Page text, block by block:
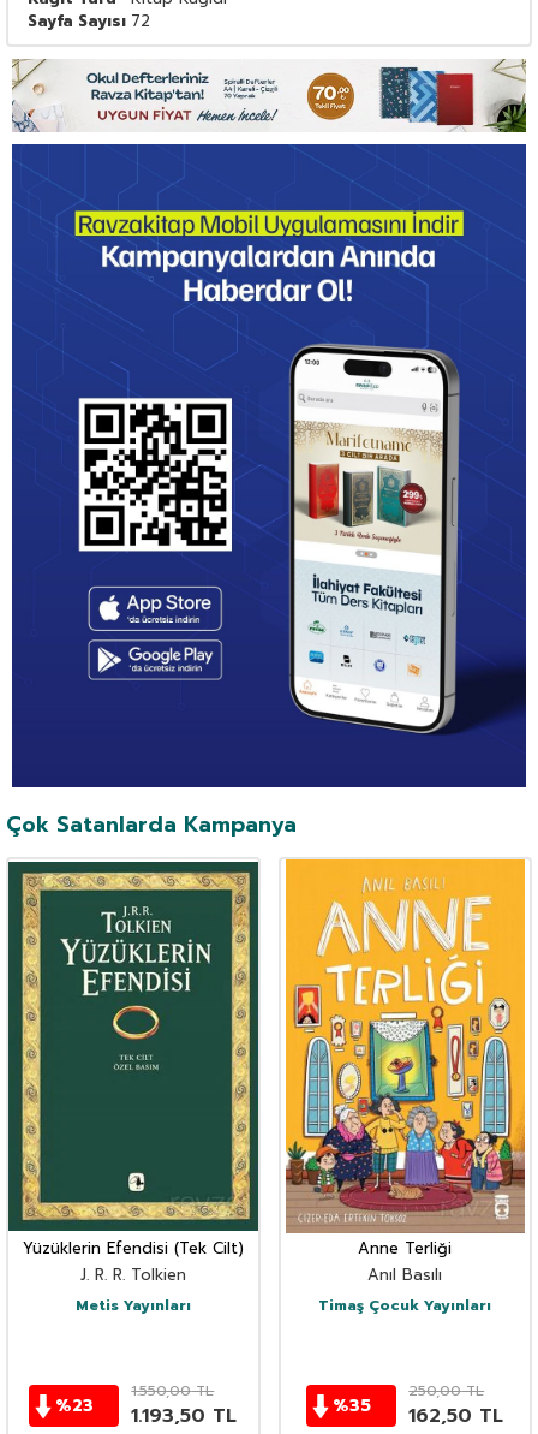
Sayfa Sayısı 72
Çok Satanlarda Kampanya
Yüzüklerin Efendisi (Tek Cilt)
J. R. R. Tolkien
Metis Yayınları
%23
1.550,00TL
1.193,50 TL
Anne Terliği
Anıl Basılı
Timaş Çocuk Yayınları
%35
250,00TL
162,50 TL